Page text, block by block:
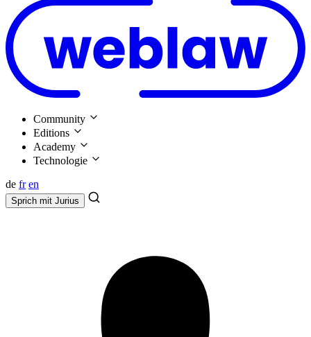
Community
Editions
Academy
Technologie
de fr en
Sprich mit Jurius